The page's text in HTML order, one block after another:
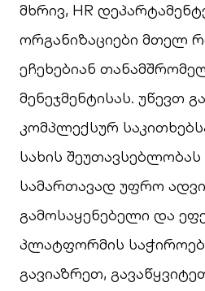
მხრივ, HR
ორგანიზაციები მთელ
ეჩეხებიან
მენეჯმენტისას. უწევთ
კომპლექსურ
სახის შეუთავსებლობას
სამართავად უფრო
გამოსაყენებელი და
პლატფორმის
გავიაზრეთ,